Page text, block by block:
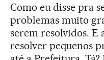
Como eu disse pra
problemas muito
serem resolvidos. E
resolver pequenos